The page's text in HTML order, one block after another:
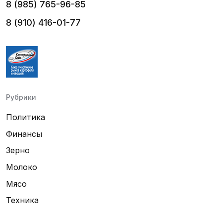
8 (985) 765-96-85
8 (910) 416-01-77
Рубрики
Политика
Финансы
Зерно
Молоко
Мясо
Техника